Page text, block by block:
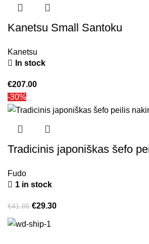
Kanetsu Small Santoku
Kanetsu
In stock
€207.00
-30%
Tradicinis japoniškas šefo
Fudo
1 in stock
€41.85 €29.30